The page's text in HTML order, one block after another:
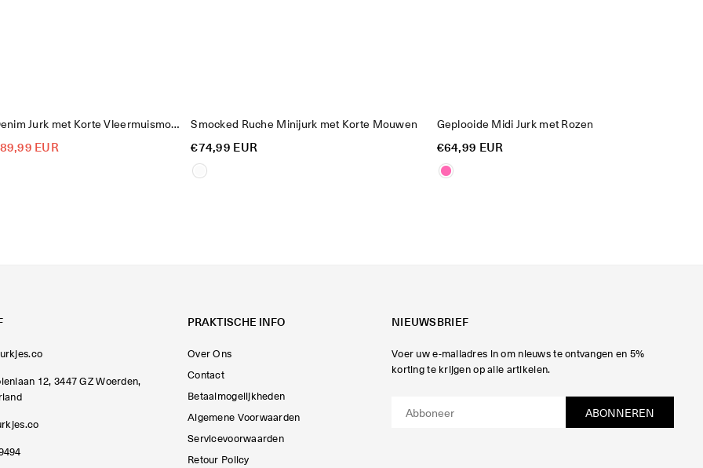
Elegante Denim Jurk met Korte Vleermuismouwen
EUR
Smocked Ruche Minijurk met Korte Mouwen
Reguliere
prijs
€74,99 EUR
Geplooide Midi Jurk met Rozen
Reguliere
prijs
€64,99 EUR
12, 3447 GZ Woerden,
PRAKTISCHE INFO
Over Ons
Contact
Betaalmogelijkheden
Algemene Voorwaarden
Servicevoorwaarden
Retour Policy
NIEUWSBRIEF
Voer uw e-mailadres in om nieuws te ontvangen en 5%
korting te krijgen op alle artikelen.
ABONNEREN